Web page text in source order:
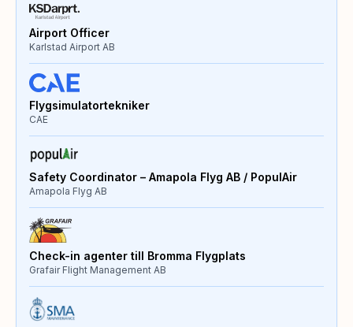
Airport Officer
Karlstad Airport AB
Flygsimulatortekniker
CAE
Safety Coordinator – Amapola Flyg AB / PopulAir
Amapola Flyg AB
Check-in agenter till Bromma Flygplats
Grafair Flight Management AB